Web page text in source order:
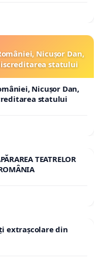
Nicușor Dan,
statului
Nicușor Dan,
statului
TEATRELOR
extrașcolare din